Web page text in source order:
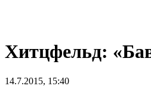
Хитцфельд:
14.7.2015, 15:40